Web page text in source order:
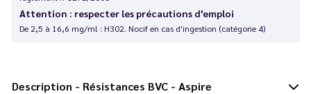
Attention : respecter les précautions d'emploi
De 2,5 à 16,6 mg/ml : H302. Nocif en cas d'ingestion (catégorie 4)
Description - Résistances BVC - Aspire